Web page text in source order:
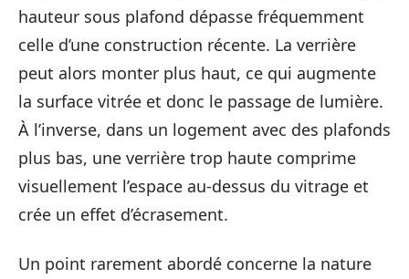
hauteur sous plafond dépasse fréquemment
celle d’une construction récente. La verrière
peut alors monter plus haut, ce qui augmente
la surface vitrée et donc le passage de lumière.
À l’inverse, dans un logement avec des plafonds
plus bas, une verrière trop haute comprime
visuellement l’espace au-dessus du vitrage et
crée un effet d’écrasement.
Un point rarement abordé concerne la nature